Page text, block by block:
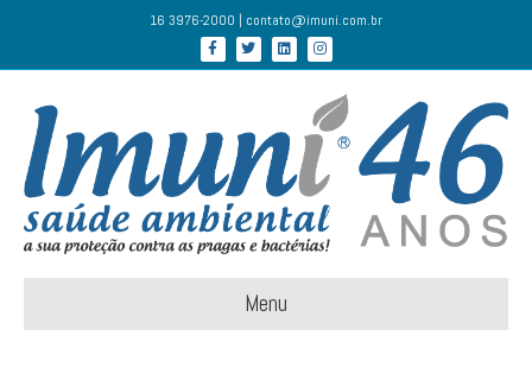
16 3976-2000 | contato@imuni.com.br
FacebookTwitterLinkedinInstagram
Menu